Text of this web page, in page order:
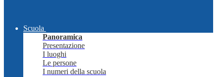
Scuola
Panoramica
Presentazione
I luoghi
Le persone
I numeri della scuola